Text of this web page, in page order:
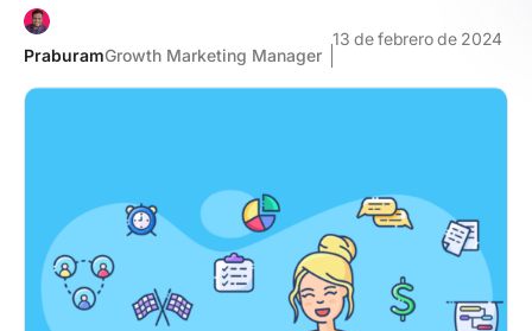
PraburamGrowth Marketing Manager
13 de febrero de 2024